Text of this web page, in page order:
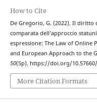
How to Cite
De Gregorio, G. (2022). Il
comparata dell’approccio
espressione: The Law of Online
and European Approach to the
50(Sp). https://doi.org/
More Citation Formats